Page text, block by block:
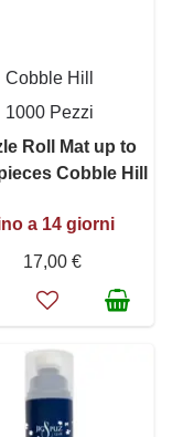
Cobble Hill
1000 Pezzi
Roll Mat up to
Cobble Hill
a 14 giorni
17,00 €